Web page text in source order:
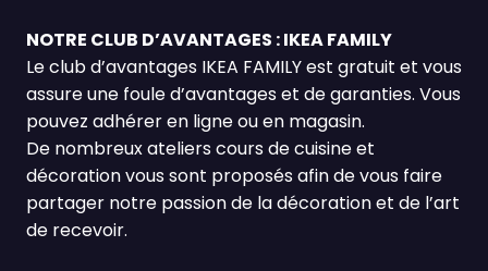
NOTRE CLUB D’AVANTAGES : IKEA FAMILY
Le club d’avantages IKEA FAMILY est gratuit et vous
assure une foule d’avantages et de garanties. Vous
pouvez adhérer en ligne ou en magasin.
De nombreux ateliers cours de cuisine et
décoration vous sont proposés afin de vous faire
partager notre passion de la décoration et de l’art
de recevoir.